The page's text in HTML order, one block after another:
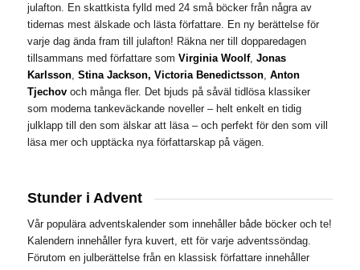
julafton. En skattkista fylld med 24 små böcker från några av
tidernas mest älskade och lästa författare. En ny berättelse för
varje dag ända fram till julafton! Räkna ner till dopparedagen
tillsammans med författare som Virginia Woolf, Jonas
Karlsson, Stina Jackson, Victoria Benedictsson, Anton
Tjechovoch många fler. Det bjuds på såväl tidlösa klassiker
som moderna tankeväckande noveller – helt enkelt en tidig
julklapp till den som älskar att läsa – och perfekt för den som vill
läsa mer och upptäcka nya författarskap på vägen.
Stunder i Advent
Vår populära adventskalender som innehåller både böcker och te!
Kalendern innehåller fyra kuvert, ett för varje adventssöndag.
Förutom en julberättelse från en klassisk författare innehåller